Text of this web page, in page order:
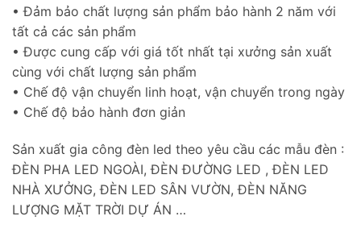
• Đảm bảo chất lượng sản phẩm bảo hành 2 năm với
tất cả các sản phẩm
• Được cung cấp với giá tốt nhất tại xưởng sản xuất
cùng với chất lượng sản phẩm
• Chế độ vận chuyển linh hoạt, vận chuyển trong ngày
• Chế độ bảo hành đơn giản
Sản xuất gia công đèn led theo yêu cầu các mẫu đèn :
ĐÈN PHA LED NGOÀI, ĐÈN ĐƯỜNG LED , ĐÈN LED
NHÀ XƯỞNG, ĐÈN LED SÂN VƯỜN, ĐÈN NĂNG
LƯỢNG MẶT TRỜI DỰ ÁN …